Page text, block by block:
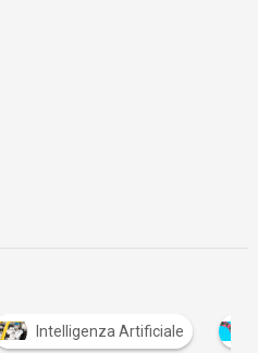
Intelligenza Artificiale